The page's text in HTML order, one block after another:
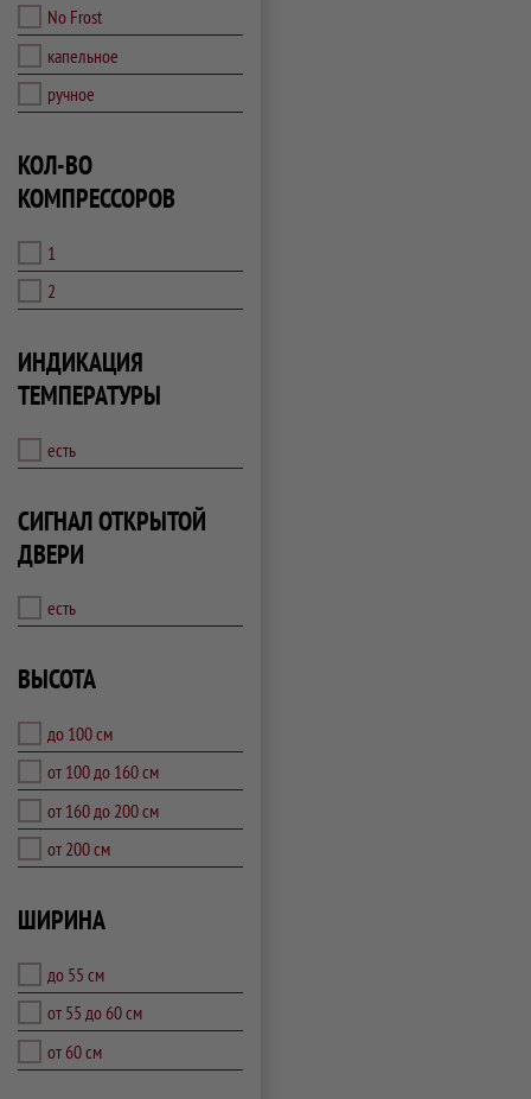
No Frost
капельное
ручное
КОЛ-ВО
КОМПРЕССОРОВ
1
2
ИНДИКАЦИЯ
ТЕМПЕРАТУРЫ
есть
СИГНАЛ ОТКРЫТОЙ
ДВЕРИ
есть
ВЫСОТА
до 100 см
от 100 до 160 см
от 160 до 200 см
от 200 см
ШИРИНА
до 55 см
от 55 до 60 см
от 60 см